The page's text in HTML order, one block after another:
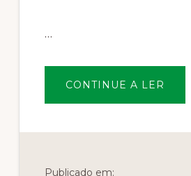
…
CONTINUE A LER
SÃO
LDA.
Publicado em: